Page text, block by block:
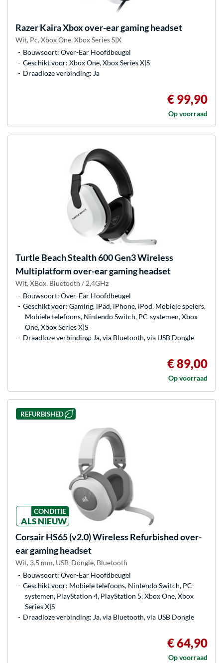
RazerKaira Xbox over-ear gaming headset
Wit, Pc, Xbox One, Xbox Series S|X
Bouwsoort: Over-Ear Hoofdbeugel
Geschikt voor: Xbox One, Xbox Series X|S
Draadloze verbinding: Ja
€ 99,90
Op voorraad
Turtle BeachStealth 600 Gen3 Wireless
Multiplatform over-ear gaming headset
Wit, XBox, Bluetooth / 2,4GHz
Bouwsoort: Over-Ear Hoofdbeugel
Geschikt voor: Gaming, iPad, iPhone, iPod, Mobiele spelers,
Mobiele telefoons, Nintendo Switch, PC-systemen, Xbox
One, Xbox Series X|S
Draadloze verbinding: Ja, via Bluetooth, via USB Dongle
€ 89,00
Op voorraad
REFURBISHED
CONDITIE
ALS NIEUW
CorsairHS65 (v2.0) Wireless Refurbished over-
ear gaming headset
Wit, 3.5 mm, USB-Dongle, Bluetooth
Bouwsoort: Over-Ear Hoofdbeugel
Geschikt voor: Mobiele telefoons, Nintendo Switch, PC-
systemen, PlayStation 4, PlayStation 5, Xbox One, Xbox
Series X|S
Draadloze verbinding: Ja, via Bluetooth, via USB Dongle
€ 64,90
Op voorraad